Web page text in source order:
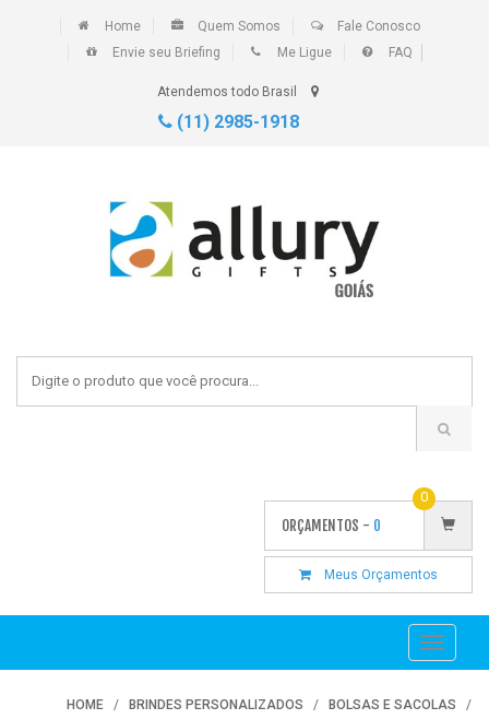
Home Quem Somos
Fale Conosco
Envie seu Briefing
Me Ligue FAQ
Atendemos todo Brasil
(11) 2985-1918
ORÇAMENTOS - 0
0
Meus Orçamentos
Toggle
HOME BRINDES PERSONALIZADOS BOLSAS E SACOLAS